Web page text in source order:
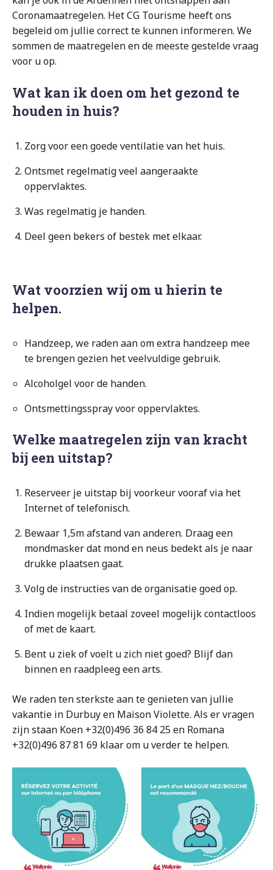
Coronamaatregelen. Het CG Tourisme heeft ons
begeleid om jullie correct te kunnen informeren. We
sommen de maatregelen en de meeste gestelde vraag
voor u op.
Wat kan ik doen om het gezond te
houden in huis?
Zorg voor een goede ventilatie van het huis.
Ontsmet regelmatig veel aangeraakte
oppervlaktes.
Was regelmatig je handen.
Deel geen bekers of bestek met elkaar.
Wat voorzien wij om u hierin te
helpen.
Handzeep, we raden aan om extra handzeep mee
te brengen gezien het veelvuldige gebruik.
Alcoholgel voor de handen.
Ontsmettingsspray voor oppervlaktes.
Welke maatregelen zijn van kracht
bij een uitstap?
Reserveer je uitstap bij voorkeur vooraf via het
Internet of telefonisch.
Bewaar 1,5m afstand van anderen. Draag een
mondmasker dat mond en neus bedekt als je naar
drukke plaatsen gaat.
Volg de instructies van de organisatie goed op.
Indien mogelijk betaal zoveel mogelijk contactloos
of met de kaart.
Bent u ziek of voelt u zich niet goed? Blijf dan
binnen en raadpleeg een arts.
We raden ten sterkste aan te genieten van jullie
vakantie in Durbuy en Maison Violette. Als er vragen
zijn staan Koen +32(0)496 36 84 25 en Romana
+32(0)496 87 81 69 klaar om u verder te helpen.